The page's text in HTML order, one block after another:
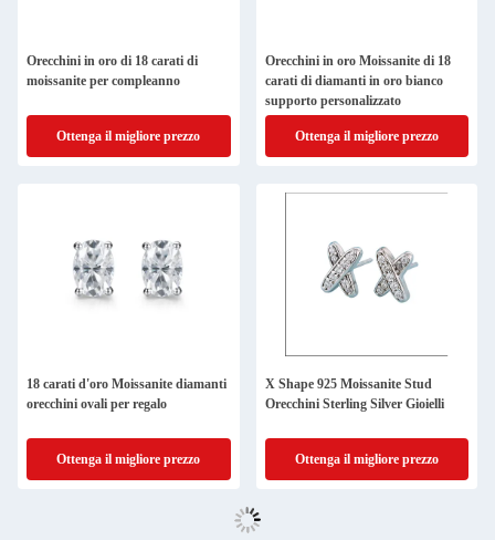
Orecchini in oro di 18 carati di
moissanite per compleanno
Ottenga il migliore prezzo
Orecchini in oro Moissanite di 18
carati di diamanti in oro bianco
supporto personalizzato
Ottenga il migliore prezzo
18 carati d'oro Moissanite diamanti
orecchini ovali per regalo
Ottenga il migliore prezzo
X Shape 925 Moissanite Stud
Orecchini Sterling Silver Gioielli
Ottenga il migliore prezzo